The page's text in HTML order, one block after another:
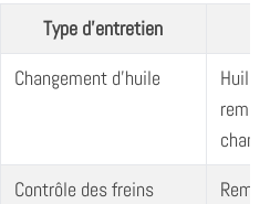
Type d’entretien
Changement d’huile
Huile
Contrôle des freins